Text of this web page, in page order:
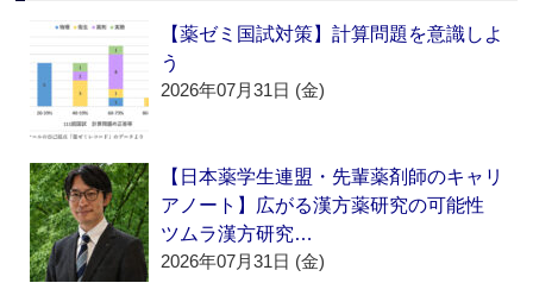
【薬ゼミ国試対策】計算問題を意識しよ
う
2026年07月31日 (金)
【日本薬学生連盟・先輩薬剤師のキャリ
アノート】広がる漢方薬研究の可能性
ツムラ漢方研究…
2026年07月31日 (金)